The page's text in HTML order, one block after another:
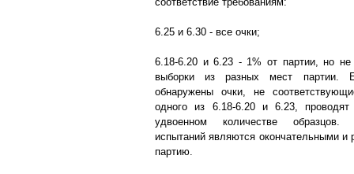
6.25 и 6.30 - все очки;
6.18-6.20 и 6.23 - 1% от партии, но
выборки из разных мест партии.
обнаружены очки, не
одного из 6.18-6.20 и 6.23, проводят
удвоенном количестве образцов.
испытаний являются окончательными и
партию.